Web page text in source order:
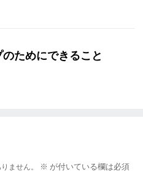
ためにできること
ません。 ※ が付いている欄は必須